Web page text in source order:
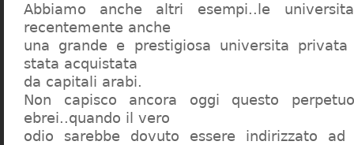
Abbiamo anche altri esempi..le
recentemente anche
una grande e prestigiosa universita
stata acquistata
da capitali arabi.
Non capisco ancora oggi questo
ebrei..quando il vero
odio sarebbe dovuto essere indirizzato